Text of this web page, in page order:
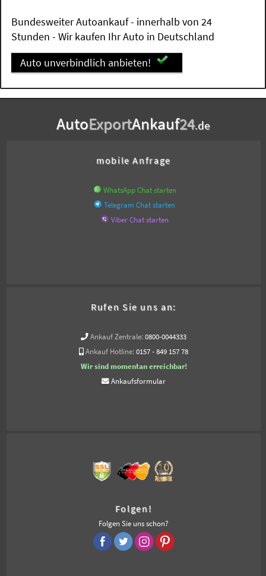
Bundesweiter Autoankauf - innerhalb von 24
Stunden - Wir kaufen Ihr Auto in Deutschland
Auto unverbindlich anbieten!
AutoExportAnkauf24.de
mobile Anfrage
WhatsApp Chat starten
Telegram Chat starten
Viber Chat starten
Rufen Sie uns an:
Ankauf Zentrale: 0800-0044333
Ankauf Hotline: 0157 - 849 157 78
Wir sind momentan erreichbar!
Ankaufsformular
Folgen!
Folgen Sie uns schon?